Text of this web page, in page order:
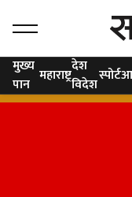
मुख्य
पान महाराष्ट्रदेश
विदेशस्पोर्ट